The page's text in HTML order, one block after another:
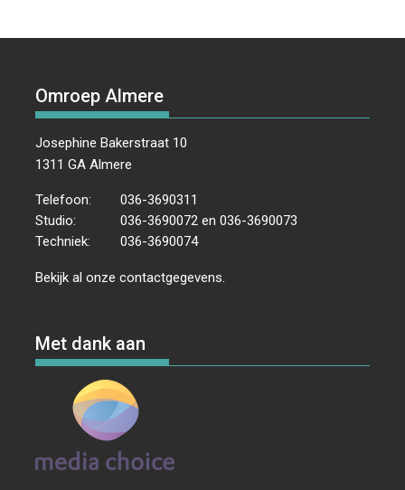
Omroep Almere
Josephine Bakerstraat 10
1311 GA Almere
Telefoon:
036-3690311
Studio:
036-3690072 en 036-3690073
Techniek:
036-3690074
Bekijk al onzecontactgegevens
Met dank aan